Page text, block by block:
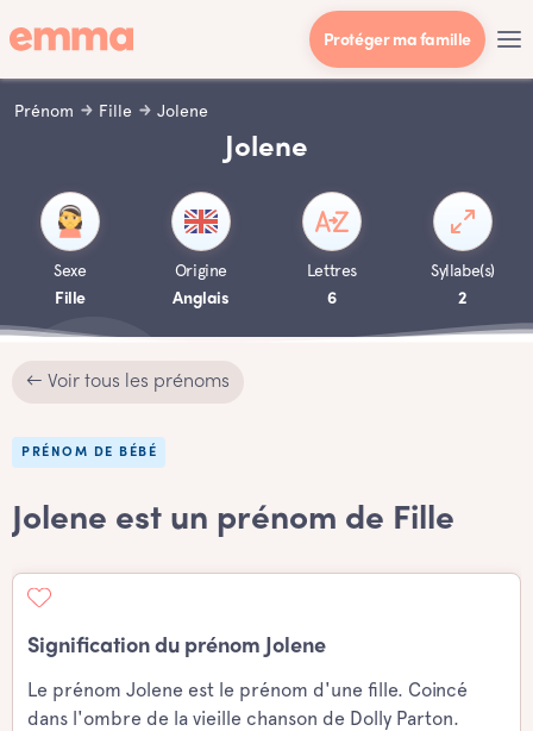
Protéger ma famille
Prénom Fille Jolene
Jolene
Sexe
Fille
Origine
Anglais
Lettres
6
Syllabe(s)
2
← Voir tous les prénoms
PRÉNOM DE BÉBÉ
Jolene est un prénom de Fille
Signification du prénom Jolene
Le prénom Jolene est le prénom d'une fille. Coincé
dans l'ombre de la vieille chanson de Dolly Parton.